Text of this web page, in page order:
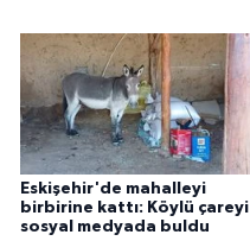
Eskişehir'de mahalleyi
birbirine kattı: Köylü çareyi
sosyal medyada buldu